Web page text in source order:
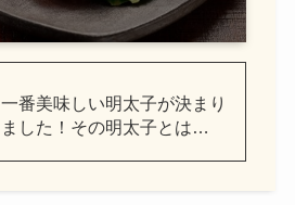
一番美味しい明太子が決まり
ました！その明太子とは…